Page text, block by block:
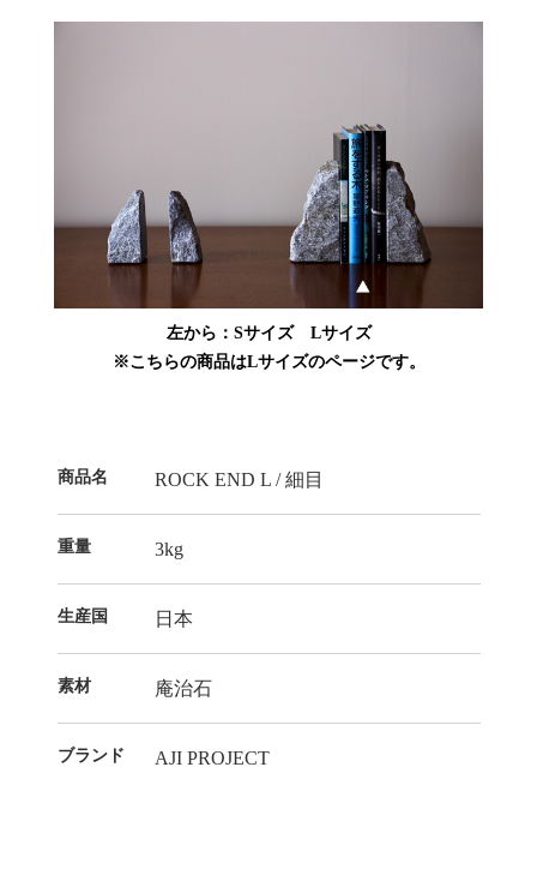
左から：Sサイズ Lサイズ
※こちらの商品はLサイズのページです。
商品名 ROCK END L / 細目
重量 3kg
生産国 日本
素材 庵治石
ブランド AJI PROJECT